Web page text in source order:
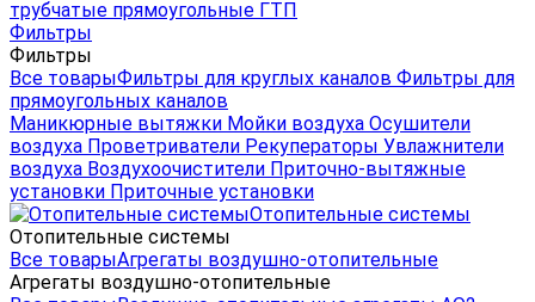
трубчатые прямоугольные ГТП
Фильтры
Фильтры
Все товарыФильтры для круглых каналов Фильтры для
прямоугольных каналов
Маникюрные вытяжки Мойки воздуха Осушители
воздуха Проветриватели Рекуператоры Увлажнители
воздуха Воздухоочистители Приточно-вытяжные
установки Приточные установки
Отопительные системы
Отопительные системы
Все товарыАгрегаты воздушно-отопительные
Агрегаты воздушно-отопительные